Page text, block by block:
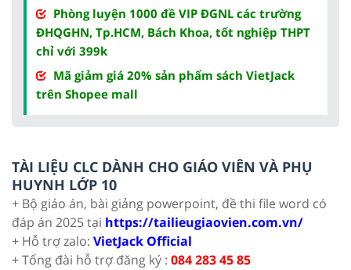
Phòng luyện 1000 đề VIP ĐGNL các trường
ĐHQGHN, Tp.HCM, Bách Khoa, tốt nghiệp THPT
chỉ với 399k
Mã giảm giá 20% sản phẩm sách VietJack
trên Shopee mall
TÀI LIỆU CLC DÀNH CHO GIÁO VIÊN VÀ PHỤ
HUYNH LỚP 10
+ Bộ giáo án, bài giảng powerpoint, đề thi file word có
đáp án 2025 tại https://tailieugiaovien.com.vn/
+ Hỗ trợ zalo: VietJack Official
+ Tổng đài hỗ trợ đăng ký : 084 283 45 85